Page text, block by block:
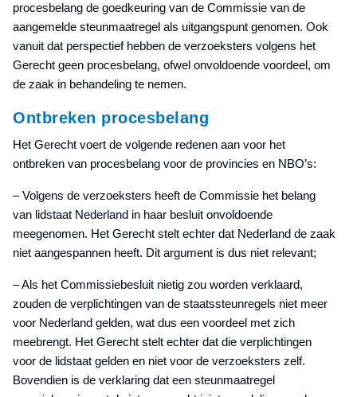
procesbelang de goedkeuring van de Commissie van de
aangemelde steunmaatregel als uitgangspunt genomen. Ook
vanuit dat perspectief hebben de verzoeksters volgens het
Gerecht geen procesbelang, ofwel onvoldoende voordeel, om
de zaak in behandeling te nemen.
Ontbreken procesbelang
Het Gerecht voert de volgende redenen aan voor het
ontbreken van procesbelang voor de provincies en NBO’s:
– Volgens de verzoeksters heeft de Commissie het belang
van lidstaat Nederland in haar besluit onvoldoende
meegenomen. Het Gerecht stelt echter dat Nederland de zaak
niet aangespannen heeft. Dit argument is dus niet relevant;
– Als het Commissiebesluit nietig zou worden verklaard,
zouden de verplichtingen van de staatssteunregels niet meer
voor Nederland gelden, wat dus een voordeel met zich
meebrengt. Het Gerecht stelt echter dat die verplichtingen
voor de lidstaat gelden en niet voor de verzoeksters zelf.
Bovendien is de verklaring dat een steunmaatregel